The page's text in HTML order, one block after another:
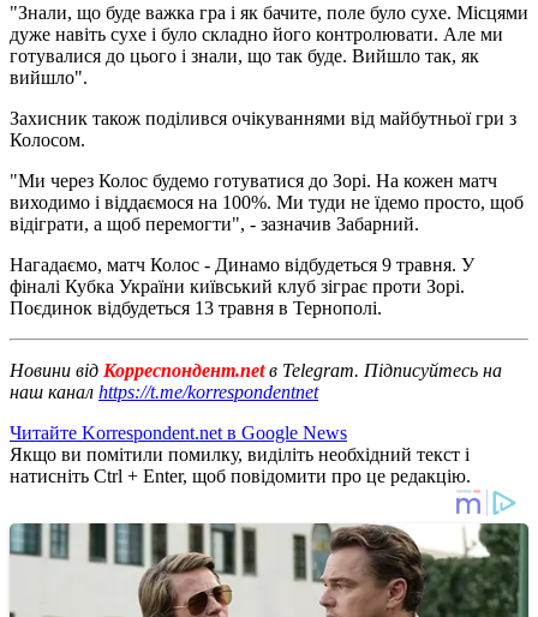
"Знали, що буде важка гра і як бачите, поле було сухе. Місцями
дуже навіть сухе і було складно його контролювати. Але ми
готувалися до цього і знали, що так буде. Вийшло так, як
вийшло".
Захисник також поділився очікуваннями від майбутньої гри з
Колосом.
"Ми через Колос будемо готуватися до Зорі. На кожен матч
виходимо і віддаємося на 100%. Ми туди не їдемо просто, щоб
відіграти, а щоб перемогти", - зазначив Забарний.
Нагадаємо, матч Колос - Динамо відбудеться 9 травня. У
фіналі Кубка України київський клуб зіграє проти Зорі.
Поєдинок відбудеться 13 травня в Тернополі.
Новини від Корреспондент.netв Telegram. Підписуйтесь на
наш канал https://t.me/korrespondentnet
Читайте Korrespondent.net в Google News
Якщо ви помітили помилку, виділіть необхідний текст і
натисніть Ctrl + Enter, щоб повідомити про це редакцію.